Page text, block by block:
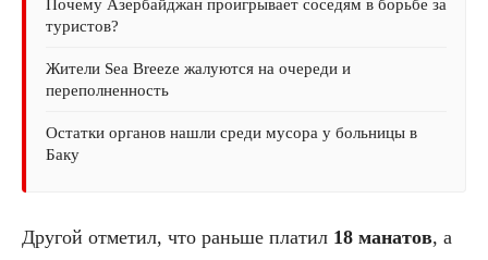
Почему Азербайджан проигрывает соседям в борьбе за
туристов?
Жители Sea Breeze жалуются на очереди и
переполненность
Остатки органов нашли среди мусора у больницы в
Баку
Другой отметил, что раньше платил 18 манатов, а